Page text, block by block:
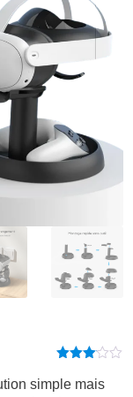
sur 5
simple mais